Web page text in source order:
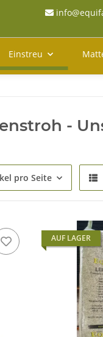
Einstreu
-
pro Seite
AUF LAGER